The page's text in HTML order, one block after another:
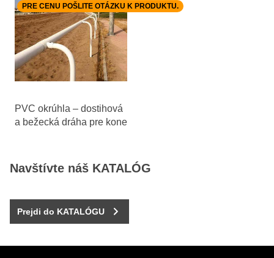
PVC okrúhla – dostihová
a bežecká dráha pre kone
PRE CENU POŠLITE OTÁZKU K PRODUKTU.
Navštívte náš KATALÓG
Prejdi do KATALÓGU